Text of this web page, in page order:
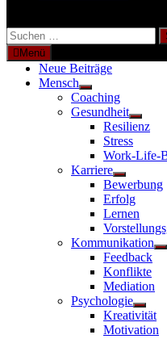
Suchen
nach:Menü
Neue Beiträge
Mensch
Untermenü
anzeigen
Coaching
Gesundheit
Resilienz
Stress
Work-Life-
Karriere
Untermenü
anzeigen
Bewerbung
Erfolg
Lernen
Kommunikation
Feedback
Konflikte
Mediation
Psychologie
Kreativität
Motivation